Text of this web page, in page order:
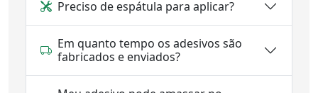
Preciso de espátula para aplicar?
Em quanto tempo os adesivos são
fabricados e enviados?